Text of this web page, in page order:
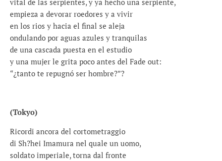
vital de las serpientes, y ya hecho una serpiente,
empieza a devorar roedores y a vivir
en los rios y hacia el final se aleja
ondulando por aguas azules y tranquilas
de una cascada puesta en el estudio
y una mujer le grita poco antes del Fade out:
“¿tanto te repugnó ser hombre?”?
(Tokyo)
Ricordi ancora del cortometraggio
di Sh?hei Imamura nel quale un uomo,
soldato imperiale, torna dal fronte